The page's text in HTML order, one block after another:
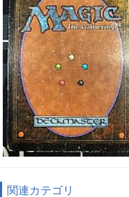
関連カテゴリ